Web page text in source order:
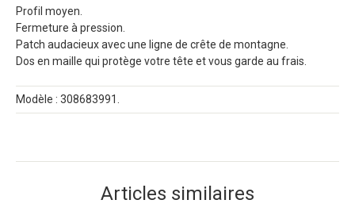
Profil moyen.
Fermeture à pression.
Patch audacieux avec une ligne de crête de montagne.
Dos en maille qui protège votre tête et vous garde au frais.
Modèle : 308683991.
Articles similaires